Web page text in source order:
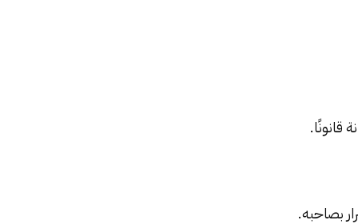
قانونًا.
بصاحبه.